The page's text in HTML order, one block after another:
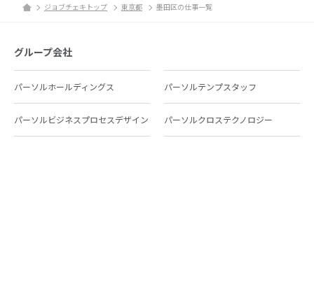
ジョブチェキトップ 東京都 墨田区の仕事一覧
グループ会社
パーソルホールディングス パーソルテンプスタッフ
パーソルビジネスプロセスデザイン パーソルクロステクノロジー